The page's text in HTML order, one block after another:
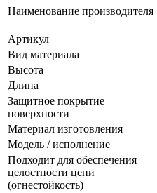
Наименование производителя
Артикул
Вид материала
Высота
Длина
Защитное покрытие
поверхности
Материал изготовления
Модель / исполнение
Подходит для обеспечения
целостности цепи
(огнестойкость)